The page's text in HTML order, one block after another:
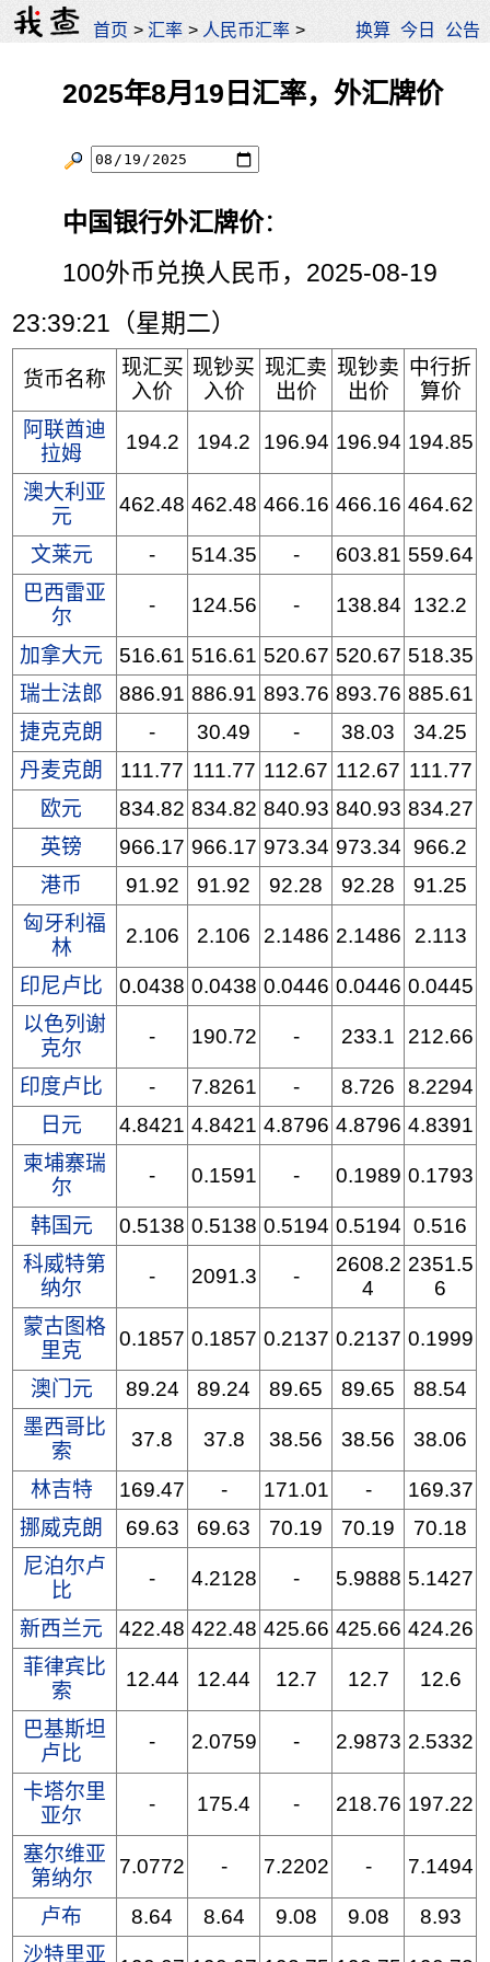
首页 >汇率 > 人民币汇率 > 换算 今日 公告
2025年8月19日汇率，外汇牌价
中国银行外汇牌价：
100外币兑换人民币，2025-08-19
23:39:21（星期二）
货币名称
现汇买
入价
现钞买
入价
现汇卖
出价
现钞卖
出价
中行折
算价
阿联酋迪
拉姆
194.2 194.2 196.94 196.94 194.85
澳大利亚
元
462.48 462.48 466.16 466.16 464.62
文莱元 - 514.35 - 603.81 559.64
巴西雷亚
尔
- 124.56 - 138.84 132.2
加拿大元 516.61 516.61 520.67 520.67 518.35
瑞士法郎
886.91 886.91 893.76 893.76 885.61
捷克克朗
- 30.49 - 38.03
34.25
丹麦克朗
111.77 111.77 112.67 112.67 111.77
欧元
834.82 834.82 840.93 840.93 834.27
英镑
966.17 966.17 973.34 973.34
966.2
港币
91.92 91.92 92.28 92.28
91.25
匈牙利福
林
2.106 2.106 2.1486 2.1486 2.113
印尼卢比 0.0438 0.0438 0.0446 0.0446 0.0445
以色列谢
克尔
- 190.72 - 233.1 212.66
印度卢比 - 7.8261 - 8.726
8.2294
日元
4.8421 4.8421 4.8796 4.8796 4.8391
柬埔寨瑞
尔
- 0.1591 - 0.1989 0.1793
韩国元 0.5138 0.5138 0.5194 0.5194 0.516
科威特第
纳尔
- 2091.3 -
2608.2
4
2351.5
6
蒙古图格
里克
0.1857 0.1857 0.2137 0.2137 0.1999
澳门元 89.24 89.24 89.65 89.65
88.54
墨西哥比
索
37.8 37.8 38.56 38.56 38.06
林吉特 169.47 - 171.01 -
169.37
挪威克朗
69.63 69.63 70.19 70.19
70.18
尼泊尔卢
比
- 4.2128 - 5.9888 5.1427
新西兰元 422.48 422.48 425.66 425.66 424.26
菲律宾比
索
12.44 12.44 12.7 12.7 12.6
巴基斯坦
卢比
- 2.0759 - 2.9873 2.5332
卡塔尔里
亚尔
- 175.4 - 218.76 197.22
塞尔维亚
第纳尔
7.0772 - 7.2202 - 7.1494
卢布 8.64 8.64 9.08 9.08
8.93
沙特里亚